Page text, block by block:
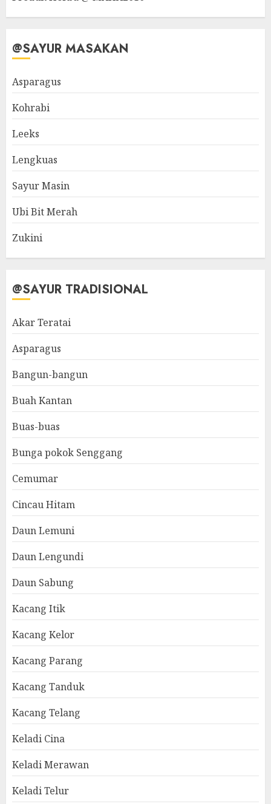
@SAYUR MASAKAN
Asparagus
Kohrabi
Leeks
Lengkuas
Sayur Masin
Ubi Bit Merah
Zukini
@SAYUR TRADISIONAL
Akar Teratai
Asparagus
Bangun-bangun
Buah Kantan
Buas-buas
Bunga pokok Senggang
Cemumar
Cincau Hitam
Daun Lemuni
Daun Lengundi
Daun Sabung
Kacang Itik
Kacang Kelor
Kacang Parang
Kacang Tanduk
Kacang Telang
Keladi Cina
Keladi Merawan
Keladi Telur